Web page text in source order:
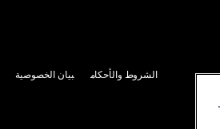
الشروط والأحكام بيان الخصوصية